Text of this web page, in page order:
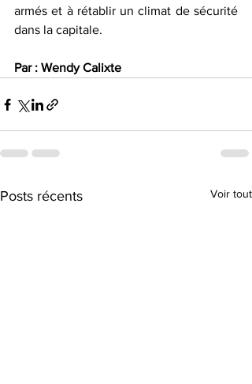
armés et à rétablir un climat de sécurité
dans la capitale.
Par : Wendy Calixte
Posts récents Voir tout